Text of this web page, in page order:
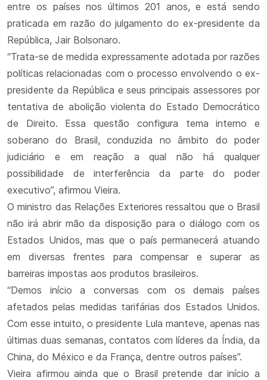
entre os países nos últimos 201 anos, e está sendo
praticada em razão do julgamento do ex-presidente da
República, Jair Bolsonaro.
“Trata-se de medida expressamente adotada por razões
políticas relacionadas com o processo envolvendo o ex-
presidente da República e seus principais assessores por
tentativa de abolição violenta do Estado Democrático
de Direito. Essa questão configura tema interno e
soberano do Brasil, conduzida no âmbito do poder
judiciário e em reação a qual não há qualquer
possibilidade de interferência da parte do poder
executivo”, afirmou Vieira.
O ministro das Relações Exteriores ressaltou que o Brasil
não irá abrir mão da disposição para o diálogo com os
Estados Unidos, mas que o país permanecerá atuando
em diversas frentes para compensar e superar as
barreiras impostas aos produtos brasileiros.
“Demos início a conversas com os demais países
afetados pelas medidas tarifárias dos Estados Unidos.
Com esse intuito, o presidente Lula manteve, apenas nas
últimas duas semanas, contatos com líderes da Índia, da
China, do México e da França, dentre outros países”.
Vieira afirmou ainda que o Brasil pretende dar início a